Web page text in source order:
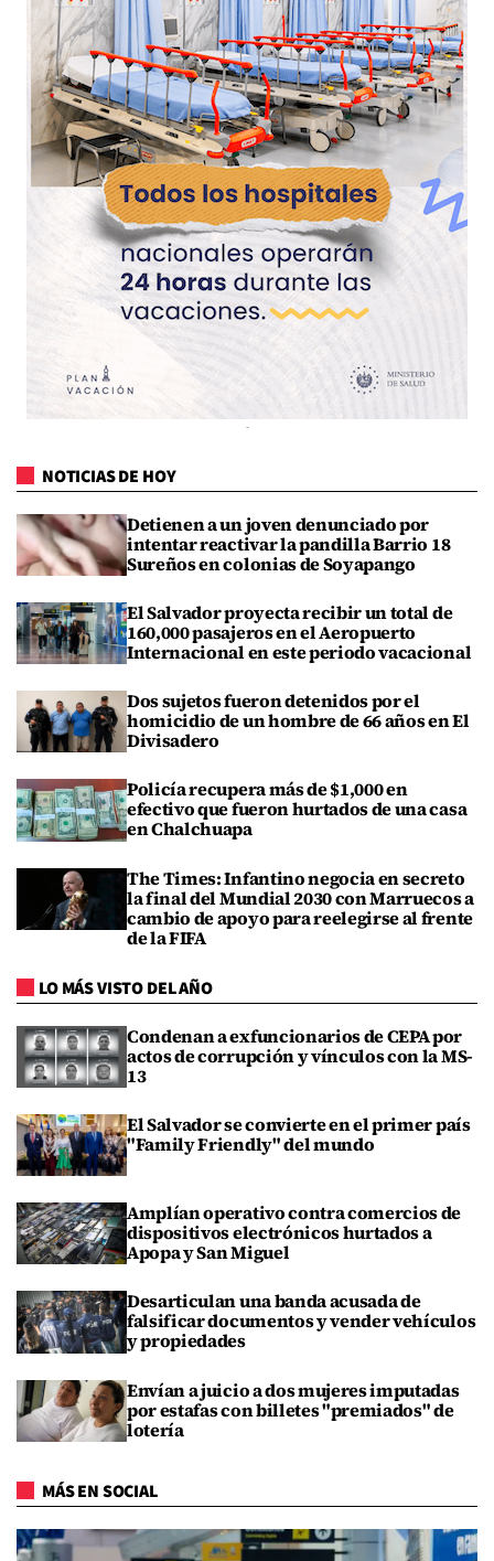
NOTICIAS DE HOY
Detienen a un joven denunciado por
intentar reactivar la pandilla Barrio 18
Sureños en colonias de Soyapango
El Salvador proyecta recibir un total de
160,000 pasajeros en el Aeropuerto
Internacional en este periodo vacacional
Dos sujetos fueron detenidos por el
homicidio de un hombre de 66 años en El
Divisadero
Policía recupera más de $1,000 en
efectivo que fueron hurtados de una casa
en Chalchuapa
The Times: Infantino negocia en secreto
la final del Mundial 2030 con Marruecos a
cambio de apoyo para reelegirse al frente
de la FIFA
LO MÁS VISTO DEL AÑO
Condenan a exfuncionarios de CEPA por
actos de corrupción y vínculos con la MS-
13
El Salvador se convierte en el primer país
"Family Friendly" del mundo
Amplían operativo contra comercios de
dispositivos electrónicos hurtados a
Apopa y San Miguel
Desarticulan una banda acusada de
falsificar documentos y vender vehículos
y propiedades
Envían a juicio a dos mujeres imputadas
por estafas con billetes "premiados" de
lotería
MÁS EN SOCIAL